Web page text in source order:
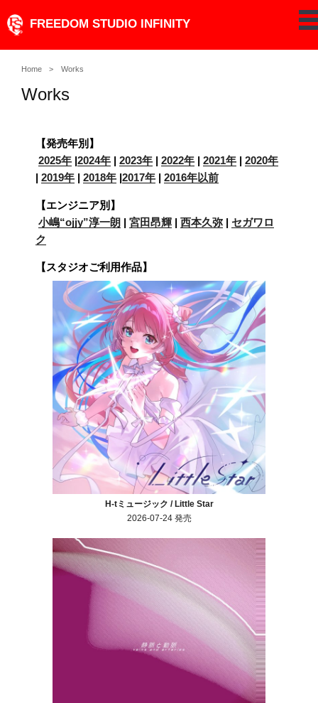
to
FREEDOM STUDIO INFINITY
Home Works
Works
【発売年別】
2025年 |2024年 | 2023年 | 2022年 | 2021年 | 2020年
| 2019年 | 2018年 |2017年 | 2016年以前
【エンジニア別】
小嶋“ojjy”淳一朗 | 宮田昂輝 | 西本久弥 | セガワロ
ク
【スタジオご利用作品】
H-tミュージック / Little Star
2026-07-24 発売